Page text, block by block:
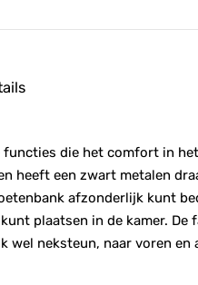
die het comfort in
heeft een zwart metalen
afzonderlijk kunt
plaatsen in de kamer. De
neksteun, naar voren en